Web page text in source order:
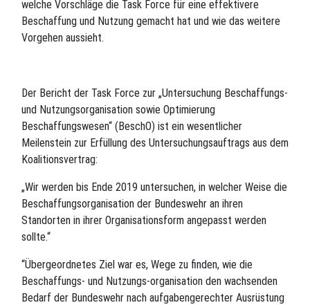
welche Vorschläge die Task Force für eine effektivere
Beschaffung und Nutzung gemacht hat und wie das weitere
Vorgehen aussieht.
Der Bericht der Task Force zur „Untersuchung Beschaffungs-
und Nutzungsorganisation sowie Optimierung
Beschaffungswesen“ (BeschO) ist ein wesentlicher
Meilenstein zur Erfüllung des Untersuchungsauftrags aus dem
Koalitionsvertrag:
„Wir werden bis Ende 2019 untersuchen, in welcher Weise die
Beschaffungsorganisation der Bundeswehr an ihren
Standorten in ihrer Organisationsform angepasst werden
sollte.“
“Übergeordnetes Ziel war es, Wege zu finden, wie die
Beschaffungs- und Nutzungs-organisation den wachsenden
Bedarf der Bundeswehr nach aufgabengerechter Ausrüstung